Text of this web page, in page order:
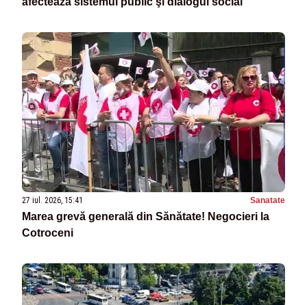
27 iul. 2026, 15:41 Sanatate
Marea grevă generală din Sănătate! Negocieri la
Cotroceni